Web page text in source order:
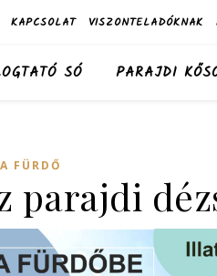
KAPCSOLAT VISZONTELADÓKNAK
SÓ PARAJDI
FÜRDŐ
parajdi